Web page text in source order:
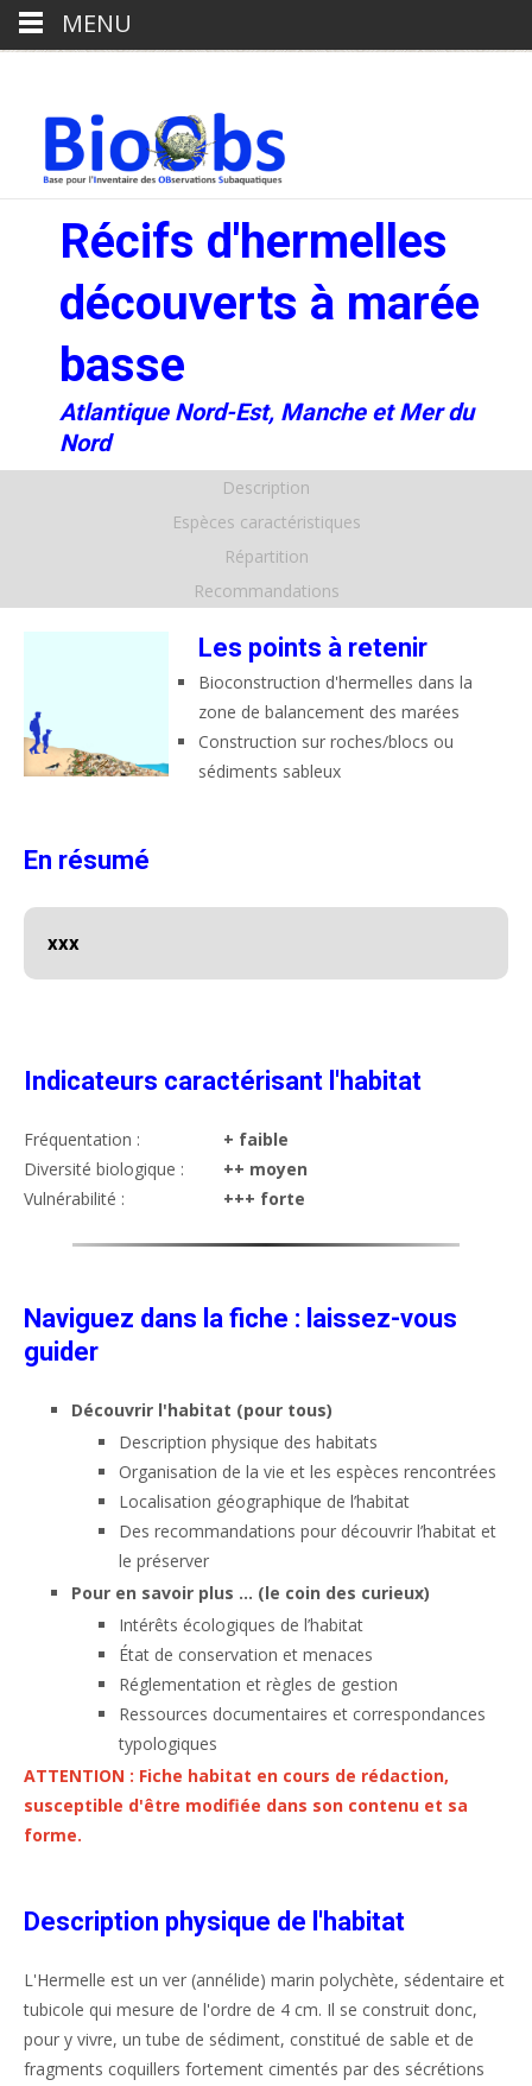
Récifs d'hermelles
découverts à marée
basse
Atlantique Nord-Est, Manche et Mer du
Nord
Description
Espèces caractéristiques
Répartition
Recommandations
Les points à retenir
Bioconstruction d'hermelles dans la
zone de balancement des marées
Construction sur roches/blocs ou
sédiments sableux
En résumé
xxx
Indicateurs caractérisant l'habitat
Fréquentation :
+ faible
Diversité biologique :
++ moyen
Vulnérabilité :
+++ forte
Naviguez dans la fiche : laissez-vous
guider
Découvrir l'habitat (pour tous)
Description physique des habitats
Organisation de la vie et les espèces rencontrées
Localisation géographique de l’habitat
Des recommandations pour découvrir l’habitat et
le préserver
Pour en savoir plus … (le coin des curieux)
Intérêts écologiques de l’habitat
État de conservation et menaces
Réglementation et règles de gestion
Ressources documentaires et correspondances
typologiques
ATTENTION : Fiche habitat en cours de rédaction,
susceptible d'être modifiée dans son contenu et sa
forme.
Description physique de l'habitat
L'Hermelle est un ver (annélide) marin polychète, sédentaire et
tubicole qui mesure de l'ordre de 4 cm. Il se construit donc,
pour y vivre, un tube de sédiment, constitué de sable et de
fragments coquillers fortement cimentés par des sécrétions
MENU